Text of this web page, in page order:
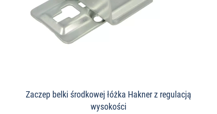
Zaczep belki środkowej łóżka Hakner z regulacją
wysokości